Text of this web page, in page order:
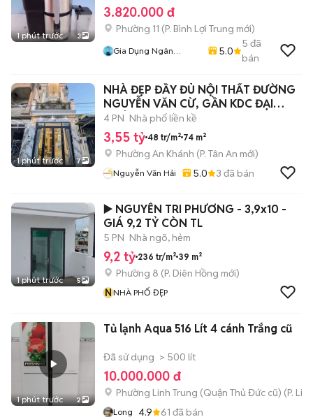
1 phút trước 3
3.820.000 đ
Phường 11 (P. Bình Lợi Trung mới)
Gia Dụng Ngân
5.0
5 đã
bán
1 phút trước 7
NHÀ ĐẸP ĐẦY ĐỦ NỘI THẤT ĐƯỜNG
NGUYỄN VĂN CỪ, GẦN KDC ĐẠI
NGÂN
4 PN Nhà phố liền kề
3,55 tỷ 48 tr/m² 74 m²
Phường An Khánh (P. Tân An mới)
Nguyễn Văn Hải 5.0 3 đã bán
1 phút trước 5
▶️ NGUYỄN TRI PHƯƠNG - 3,9x10 -
GIÁ 9,2 TỶ CÒN TL
5 PN Nhà ngõ, hẻm
9,2 tỷ 236 tr/m² 39 m²
Phường 8 (P. Diên Hồng mới)
NNHÀ PHỐ ĐẸP
1 phút trước 2
Tủ lạnh Aqua 516 Lít 4 cánh Trắng cũ
Đã sử dụng > 500 lít
10.000.000 đ
Phường Linh Trung (Quận Thủ Đức cũ) (P.
Long 4.9 61 đã bán